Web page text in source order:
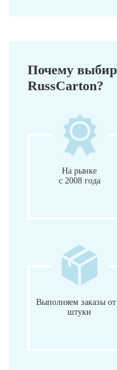
Почему
RussCarton?
На рынке
с 2008 года
Выполняем заказы от
штуки